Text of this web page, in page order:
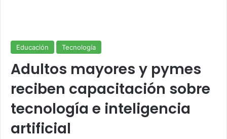
Educación Tecnología
Adultos mayores y pymes
reciben capacitación sobre
tecnología e inteligencia
artificial